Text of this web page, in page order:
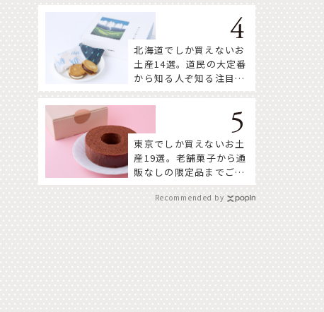
北海道でしか買えないお
土産14選。道民の大定番
から知る人ぞ知る注目株
東京でしか買えないお土
産19選。老舗菓子から通
販なしの限定品までご紹
Recommended by